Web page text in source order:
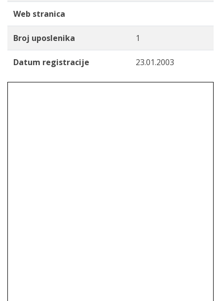
Web stranica
Broj uposlenika 1
Datum registracije 23.01.2003